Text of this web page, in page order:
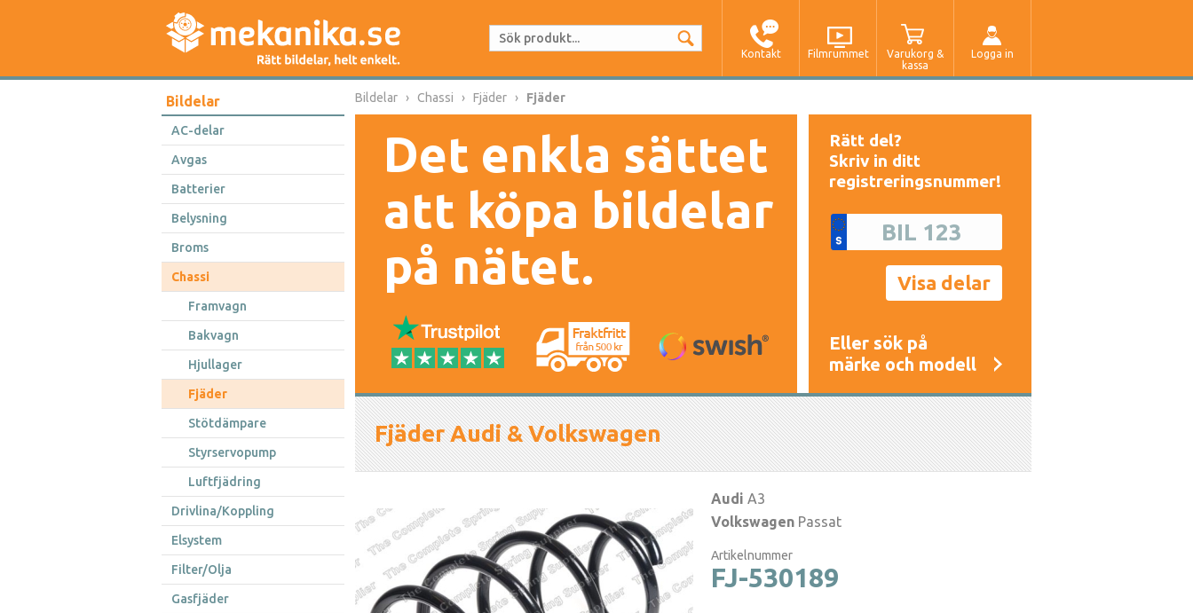
Kontakt Filmrummet
Varukorg &
kassa
Logga in
Bildelar
AC-delar
Avgas
Batterier
Belysning
Broms
Chassi
Framvagn
Bakvagn
Hjullager
Fjäder
Stötdämpare
Styrservopump
Luftfjädring
Drivlina/Koppling
Elsystem
Filter/Olja
Gasfjäder
Bildelar Chassi Fjäder Fjäder
Det enkla sättet
att köpa bildelar
på nätet.
Rätt del?
Skriv in ditt
registreringsnummer!
Eller sök på
märke och modell
Fjäder Audi & Volkswagen
Audi A3
Volkswagen Passat
Artikelnummer
FJ-530189